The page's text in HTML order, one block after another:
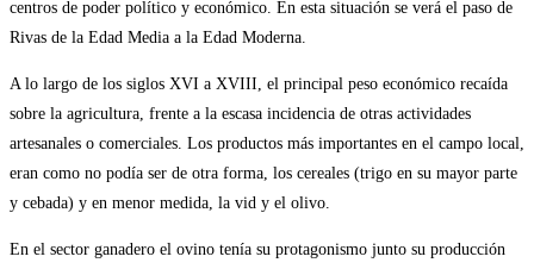
centros de poder político y económico. En esta situación se verá el paso de
Rivas de la Edad Media a la Edad Moderna.
A lo largo de los siglos XVI a XVIII, el principal peso económico recaída
sobre la agricultura, frente a la escasa incidencia de otras actividades
artesanales o comerciales. Los productos más importantes en el campo local,
eran como no podía ser de otra forma, los cereales (trigo en su mayor parte
y cebada) y en menor medida, la vid y el olivo.
En el sector ganadero el ovino tenía su protagonismo junto su producción